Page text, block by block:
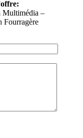
Multimédia –
Fourragère